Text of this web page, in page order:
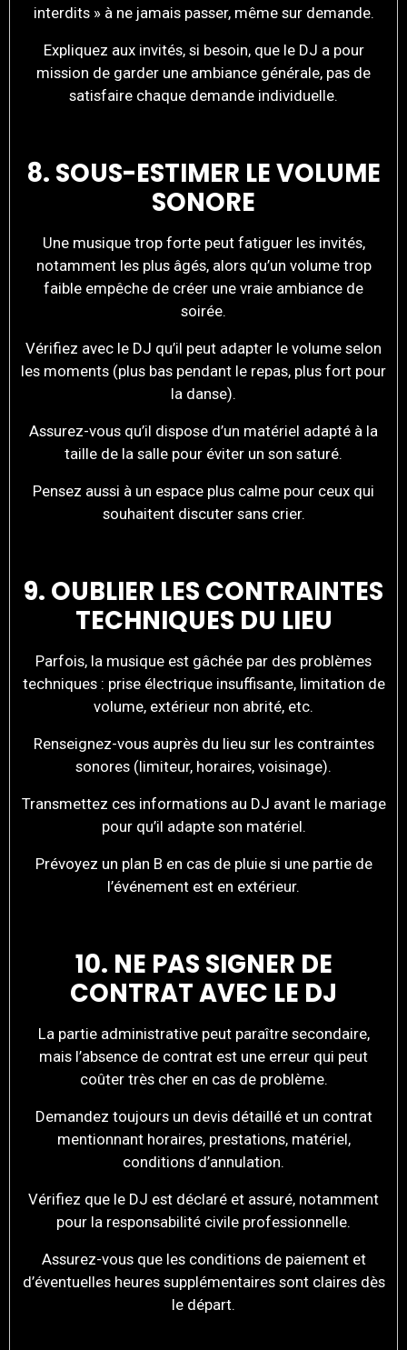
interdits » à ne jamais passer, même sur demande.
Expliquez aux invités, si besoin, que le DJ a pour
mission de garder une ambiance générale, pas de
satisfaire chaque demande individuelle.
8. SOUS-ESTIMER LE VOLUME
SONORE
Une musique trop forte peut fatiguer les invités,
notamment les plus âgés, alors qu’un volume trop
faible empêche de créer une vraie ambiance de
soirée.
Vérifiez avec le DJ qu’il peut adapter le volume selon
les moments (plus bas pendant le repas, plus fort pour
la danse).
Assurez-vous qu’il dispose d’un matériel adapté à la
taille de la salle pour éviter un son saturé.
Pensez aussi à un espace plus calme pour ceux qui
souhaitent discuter sans crier.
9. OUBLIER LES CONTRAINTES
TECHNIQUES DU LIEU
Parfois, la musique est gâchée par des problèmes
techniques : prise électrique insuffisante, limitation de
volume, extérieur non abrité, etc.
Renseignez-vous auprès du lieu sur les contraintes
sonores (limiteur, horaires, voisinage).
Transmettez ces informations au DJ avant le mariage
pour qu’il adapte son matériel.
Prévoyez un plan B en cas de pluie si une partie de
l’événement est en extérieur.
10. NE PAS SIGNER DE
CONTRAT AVEC LE DJ
La partie administrative peut paraître secondaire,
mais l’absence de contrat est une erreur qui peut
coûter très cher en cas de problème.
Demandez toujours un devis détaillé et un contrat
mentionnant horaires, prestations, matériel,
conditions d’annulation.
Vérifiez que le DJ est déclaré et assuré, notamment
pour la responsabilité civile professionnelle.
Assurez-vous que les conditions de paiement et
d’éventuelles heures supplémentaires sont claires dès
le départ.